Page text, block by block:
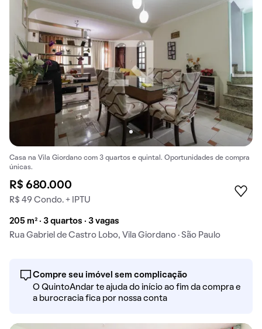
Casa na Vila Giordano com 3 quartos e quintal. Oportunidades de compra
únicas.
R$ 680.000
R$ 49 Condo. + IPTU
205 m² · 3 quartos · 3 vagas
Rua Gabriel de Castro Lobo, Vila Giordano · São Paulo
Compre seu imóvel sem complicação
O QuintoAndar te ajuda do início ao fim da compra e
a burocracia fica por nossa conta